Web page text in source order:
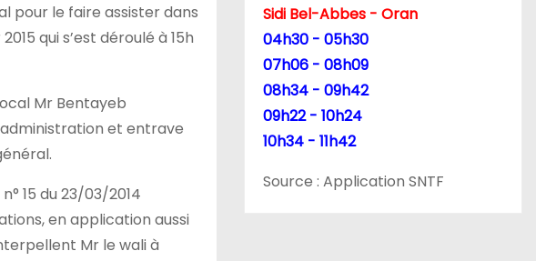
pour le faire assister dans
qui s’est déroulé à 15h
Mr Bentayeb
et entrave
15 du 23/03/2014
en application aussi
Mr le wali à
Sidi Bel-Abbes - Oran
04h30 - 05h30
07h06 - 08h09
08h34 - 09h42
09h22 - 10h24
10h34 - 11h42
Source : Application SNTF